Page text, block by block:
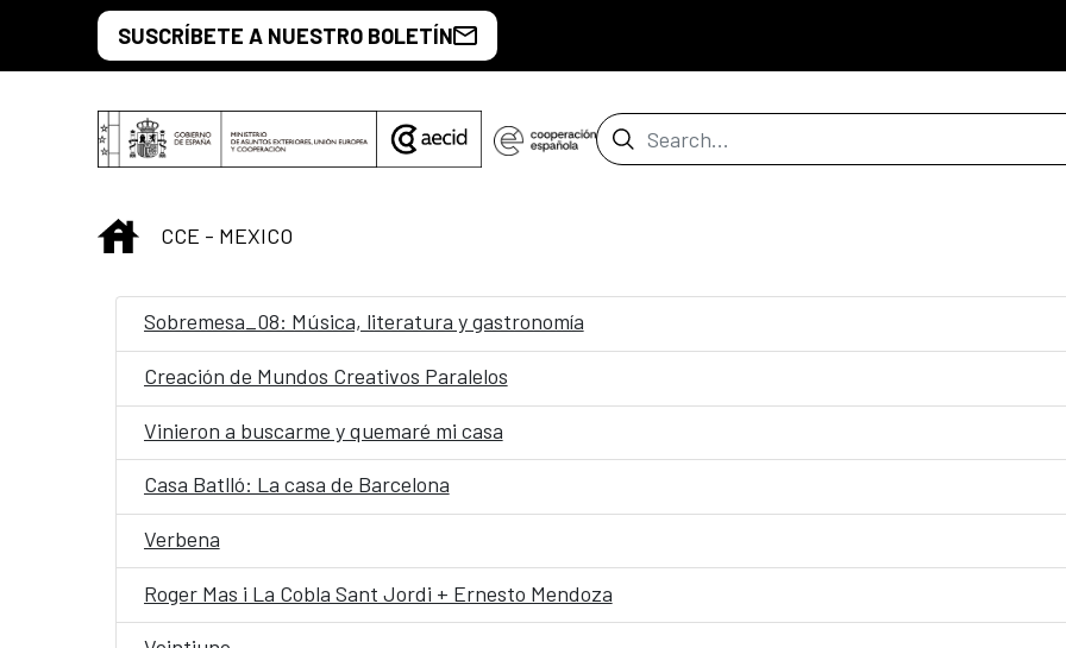
Skip to Main ContentSUSCRÍBETE A NUESTRO BOLETÍN
Search Bar
INICIO
CCE - MEXICO
Sobremesa_08: Música, literatura y gastronomía
Creación de Mundos Creativos Paralelos
Vinieron a buscarme y quemaré mi casa
Casa Batlló: La casa de Barcelona
Verbena
Roger Mas i La Cobla Sant Jordi + Ernesto Mendoza